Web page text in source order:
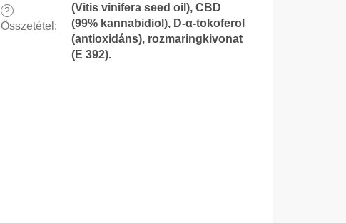
?
Összetétel :
(Vitis vinifera seed oil), CBD
(99% kannabidiol), D-α-tokoferol
(antioxidáns), rozmaringkivonat
(E 392).